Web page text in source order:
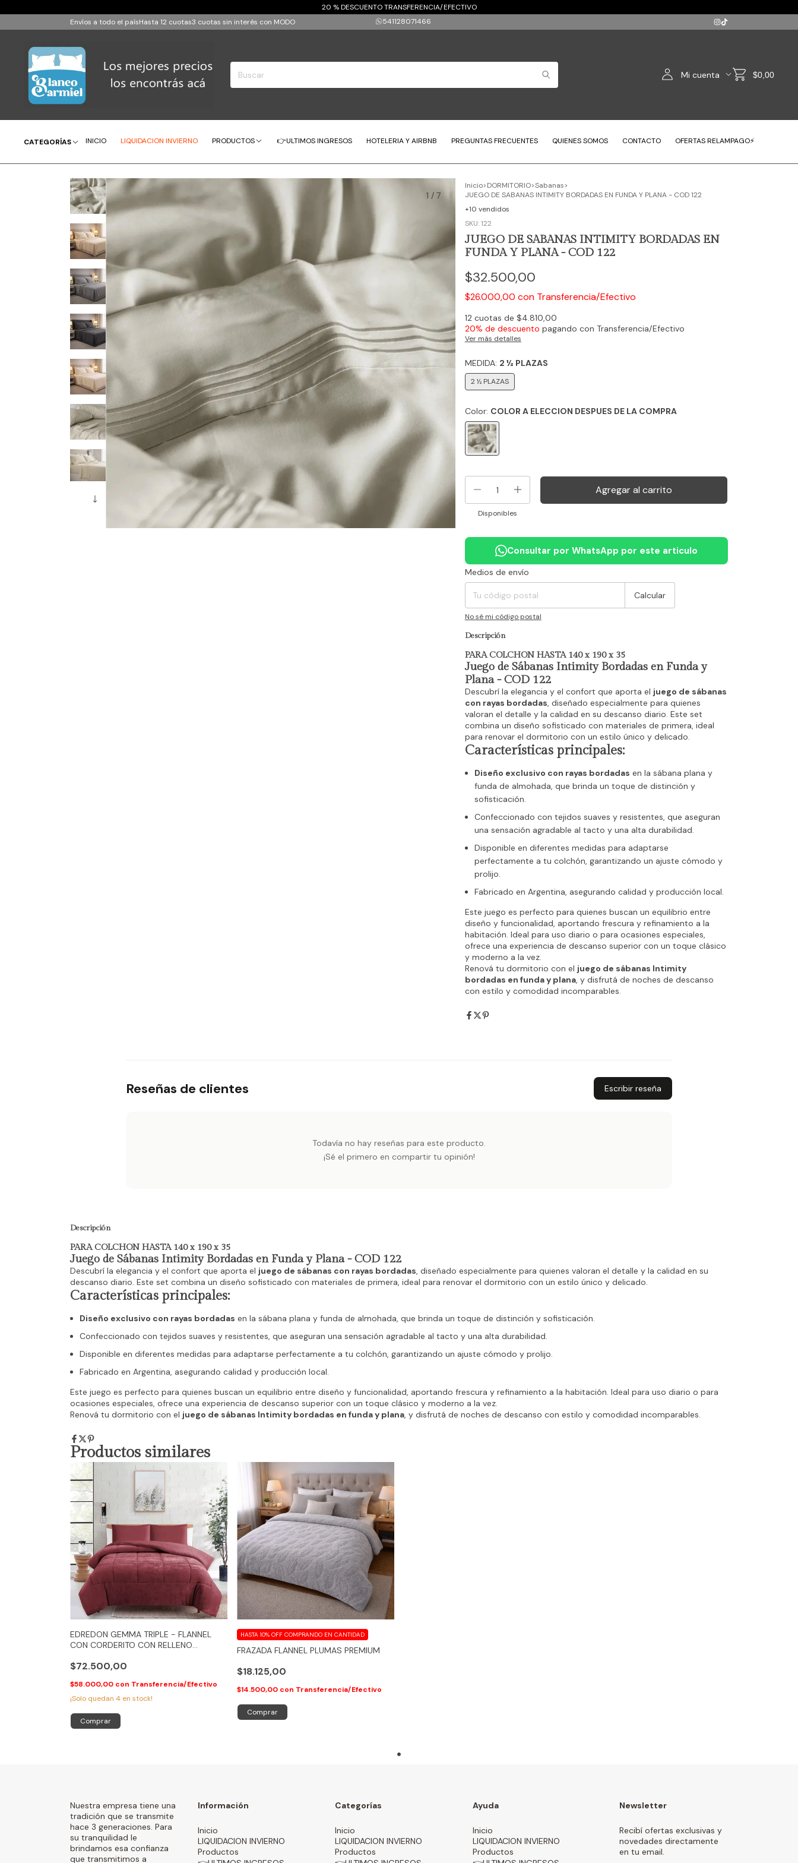
20 % DESCUENTO TRANSFERENCIA/EFECTIVO
Envíos a todo el paísHasta 12 cuotas3 cuotas sin interés con MODO 541128071466
Mi cuenta $0,00
CATEGORÍAS INICIO LIQUIDACION INVIERNO PRODUCTOS 👉ULTIMOS INGRESOS HOTELERIA Y AIRBNB PREGUNTAS FRECUENTES QUIENES SOMOS CONTACTO OFERTAS RELAMPAGO⚡
1 / 7
Inicio>DORMITORIO>Sabanas>
JUEGO DE SABANAS INTIMITY BORDADAS EN FUNDA Y PLANA - COD 122
+10 vendidos
SKU: 122
JUEGO DE SABANAS INTIMITY BORDADAS EN
FUNDA Y PLANA - COD 122
$32.500,00
$26.000,00 con Transferencia/Efectivo
12 cuotas de $4.810,00
20% de descuento pagando con Transferencia/Efectivo
Ver más detalles
MEDIDA: 2 ½ PLAZAS
2 ½ PLAZAS
Color: COLOR A ELECCION DESPUES DE LA COMPRA
Disponibles
Consultar por WhatsApp por este articulo
Entregas para el CP:
Medios de envío
Calcular
No sé mi código postal
Descripción
PARA COLCHON HASTA 140 x 190 x 35
Juego de Sábanas Intimity Bordadas en Funda y
Plana - COD 122
Descubrí la elegancia y el confort que aporta el juego de sábanas
con rayas bordadas, diseñado especialmente para quienes
valoran el detalle y la calidad en su descanso diario. Este set
combina un diseño sofisticado con materiales de primera, ideal
para renovar el dormitorio con un estilo único y delicado.
Características principales:
Diseño exclusivo con rayas bordadas en la sábana plana y
funda de almohada, que brinda un toque de distinción y
sofisticación.
Confeccionado con tejidos suaves y resistentes, que aseguran
una sensación agradable al tacto y una alta durabilidad.
Disponible en diferentes medidas para adaptarse
perfectamente a tu colchón, garantizando un ajuste cómodo y
prolijo.
Fabricado en Argentina, asegurando calidad y producción local.
Este juego es perfecto para quienes buscan un equilibrio entre
diseño y funcionalidad, aportando frescura y refinamiento a la
habitación. Ideal para uso diario o para ocasiones especiales,
ofrece una experiencia de descanso superior con un toque clásico
y moderno a la vez.
Renová tu dormitorio con el juego de sábanas Intimity
bordadas en funda y plana, y disfrutá de noches de descanso
con estilo y comodidad incomparables.
Reseñas de clientes Escribir reseña
Todavía no hay reseñas para este producto.
¡Sé el primero en compartir tu opinión!
Descripción
PARA COLCHON HASTA 140 x 190 x 35
Juego de Sábanas Intimity Bordadas en Funda y Plana - COD 122
Descubrí la elegancia y el confort que aporta el juego de sábanas con rayas bordadas, diseñado especialmente para quienes valoran el detalle y la calidad en su
descanso diario. Este set combina un diseño sofisticado con materiales de primera, ideal para renovar el dormitorio con un estilo único y delicado.
Características principales:
Diseño exclusivo con rayas bordadas en la sábana plana y funda de almohada, que brinda un toque de distinción y sofisticación.
Confeccionado con tejidos suaves y resistentes, que aseguran una sensación agradable al tacto y una alta durabilidad.
Disponible en diferentes medidas para adaptarse perfectamente a tu colchón, garantizando un ajuste cómodo y prolijo.
Fabricado en Argentina, asegurando calidad y producción local.
Este juego es perfecto para quienes buscan un equilibrio entre diseño y funcionalidad, aportando frescura y refinamiento a la habitación. Ideal para uso diario o para
ocasiones especiales, ofrece una experiencia de descanso superior con un toque clásico y moderno a la vez.
Renová tu dormitorio con el juego de sábanas Intimity bordadas en funda y plana, y disfrutá de noches de descanso con estilo y comodidad incomparables.
Productos similares
EDREDON GEMMA TRIPLE - FLANNEL
CON CORDERITO CON RELLENO
NATURAL)
$72.500,00
$58.000,00 con Transferencia/Efectivo
¡Solo quedan 4 en stock!
Comprar
FRAZADA FLANNEL PLUMAS PREMIUM
$18.125,00
HASTA 10% OFF COMPRANDO EN CANTIDAD
$14.500,00 con Transferencia/Efectivo
Comprar
Nuestra empresa tiene una
tradición que se transmite
hace 3 generaciones. Para
su tranquilidad le
brindamos esa confianza
que transmitimos a
Información
Inicio
LIQUIDACION INVIERNO
Productos
Categorías
Inicio
LIQUIDACION INVIERNO
Productos
Ayuda
Inicio
LIQUIDACION INVIERNO
Productos
Newsletter
Recibí ofertas exclusivas y
novedades directamente
en tu email.